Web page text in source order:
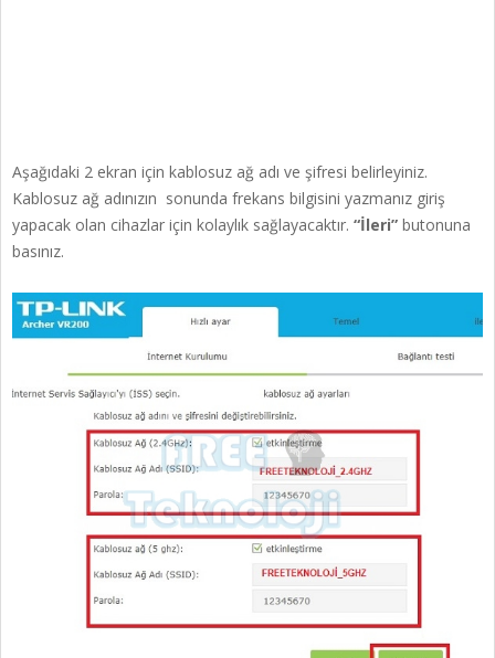
Aşağıdaki 2 ekran için kablosuz ağ adı ve şifresi belirleyiniz.
Kablosuz ağ adınızın sonunda frekans bilgisini yazmanız giriş
yapacak olan cihazlar için kolaylık sağlayacaktır. “İleri” butonuna
basınız.